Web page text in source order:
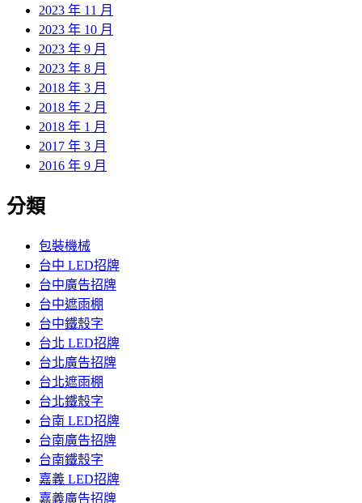
2023 年 11 月
2023 年 10 月
2023 年 9 月
2023 年 8 月
2018 年 3 月
2018 年 2 月
2018 年 1 月
2017 年 3 月
2016 年 9 月
分類
包裝機械
台中 LED招牌
台中廣告招牌
台中遮雨棚
台中鐵殼字
台北 LED招牌
台北廣告招牌
台北遮雨棚
台北鐵殼字
台南 LED招牌
台南廣告招牌
台南鐵殼字
嘉義 LED招牌
嘉義廣告招牌